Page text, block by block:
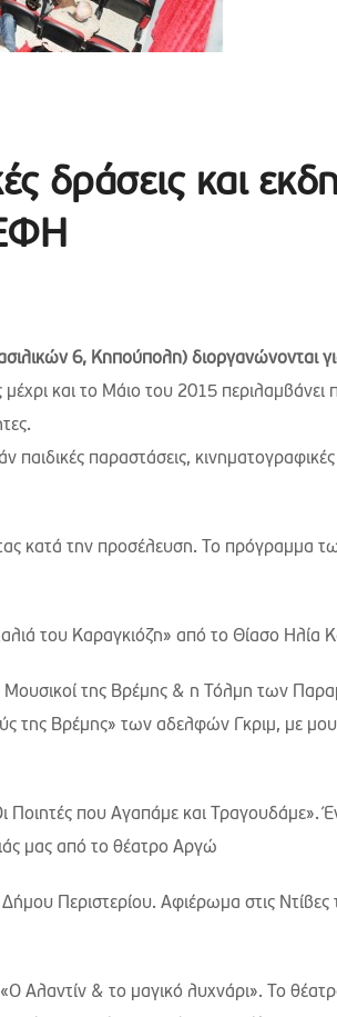
δράσεις και
6, Κηπούπολη) διοργανώνονται
και το Μάιο του 2015 περιλαμβάνει
παραστάσεις,
κατά την προσέλευση. Το πρόγραμμα
του Καραγκιόζη» από το Θίασο Ηλία
Μουσικοί της Βρέμης & η Τόλμη των
της Βρέμης» των αδελφών Γκριμ, με
Ποιητές που Αγαπάμε και Τραγουδάμε».
μας από το θέατρο Αργώ
Περιστερίου. Αφιέρωμα στις
Αλαντίν & το μαγικό λυχνάρι». Το